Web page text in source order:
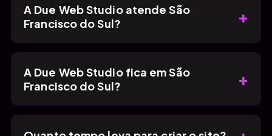
A Due Web Studio atende São
Francisco do Sul?
+
A Due Web Studio fica em São
Francisco do Sul?
+